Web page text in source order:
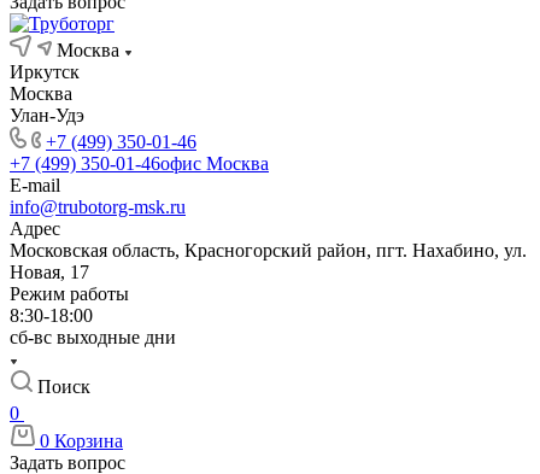
Москва
Иркутск
Москва
Улан-Удэ
+7 (499) 350-01-46
+7 (499) 350-01-46офис Москва
E-mail
info@trubotorg-msk.ru
Адрес
Московская область, Красногорский район, пгт. Нахабино, ул.
Новая, 17
Режим работы
8:30-18:00
сб-вс выходные дни
Поиск
0
0 Корзина
Задать вопрос